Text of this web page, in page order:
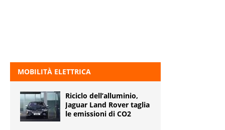
MOBILITÀ ELETTRICA
Riciclo dell’alluminio,
Jaguar Land Rover taglia
le emissioni di CO2